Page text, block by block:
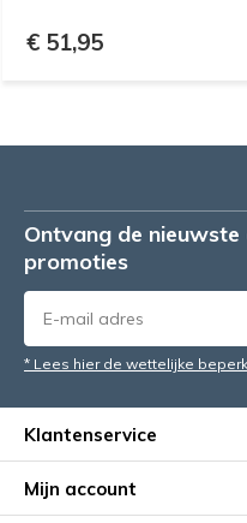
€ 51,95
Ontvang de nieuwste
promoties
* Lees hier de wettelijke
Klantenservice
Mijn account